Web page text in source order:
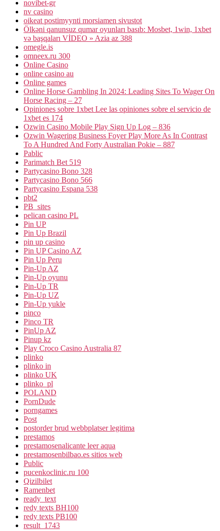
novibet-gr
nv casino
oikeat postimyynti morsiamen sivustot
Ölkəni qanunsuz qumar oyunları basıb: Mosbet, 1win, 1xbet
və başqaları VİDEO » Azia az 388
omegle.is
omneex.ru 300
Online Casino
online casino au
Online games
Online Horse Gambling In 2024: Leading Sites To Wager On
Horse Racing – 27
Opiniones sobre 1xbet Lee las opiniones sobre el servicio de
1xbet es 174
Ozwin Casino Mobile Play Sign Up Log – 836
Ozwin Wagering Business Foyer Play More As In Contrast
To A Hundred And Forty Australian Pokie – 887
Pablic
Parimatch Bet 519
Partycasino Bono 328
Partycasino Bono 566
Partycasino Espana 538
pbt2
PB_sites
pelican casino PL
Pin UP
Pin Up Brazil
pin up casino
Pin UP Casino AZ
Pin Up Peru
Pin-Up AZ
Pin-Up oyunu
Pin-Up TR
Pin-Up UZ
Pin-Up yukle
pinco
Pinco TR
PinUp AZ
Pinup kz
Play Croco Casino Australia 87
plinko
plinko in
plinko UK
plinko_pl
POLAND
PornDude
porngames
Post
postorder brud webbplatser legitima
prestamos
prestamosenalicante leer aqua
prestamosenbilbao.es sitios web
Public
pucenkoclinic.ru 100
Qizilbilet
Ramenbet
ready_text
redy texts BH100
redy texts PB100
result_1743